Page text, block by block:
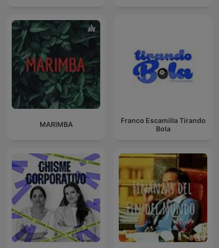
MARIMBA
Franco Escamilla Tirando
Bola